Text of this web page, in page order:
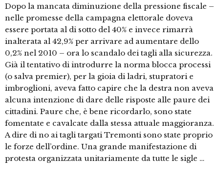
Dopo la mancata diminuzione della pressione fiscale –
nelle promesse della campagna elettorale doveva
essere portata al di sotto del 40% e invece rimarrà
inalterata al 42,9% per arrivare ad aumentare dello
0,2% nel 2010 – ora lo scandalo dei tagli alla sicurezza.
Già il tentativo di introdurre la norma blocca processi
(o salva premier), per la gioia di ladri, stupratori e
imbroglioni, aveva fatto capire che la destra non aveva
alcuna intenzione di dare delle risposte alle paure dei
cittadini. Paure che, è bene ricordarlo, sono state
fomentate e cavalcate dalla stessa attuale maggioranza.
A dire di no ai tagli targati Tremonti sono state proprio
le forze dell’ordine. Una grande manifestazione di
protesta organizzata unitariamente da tutte le sigle …